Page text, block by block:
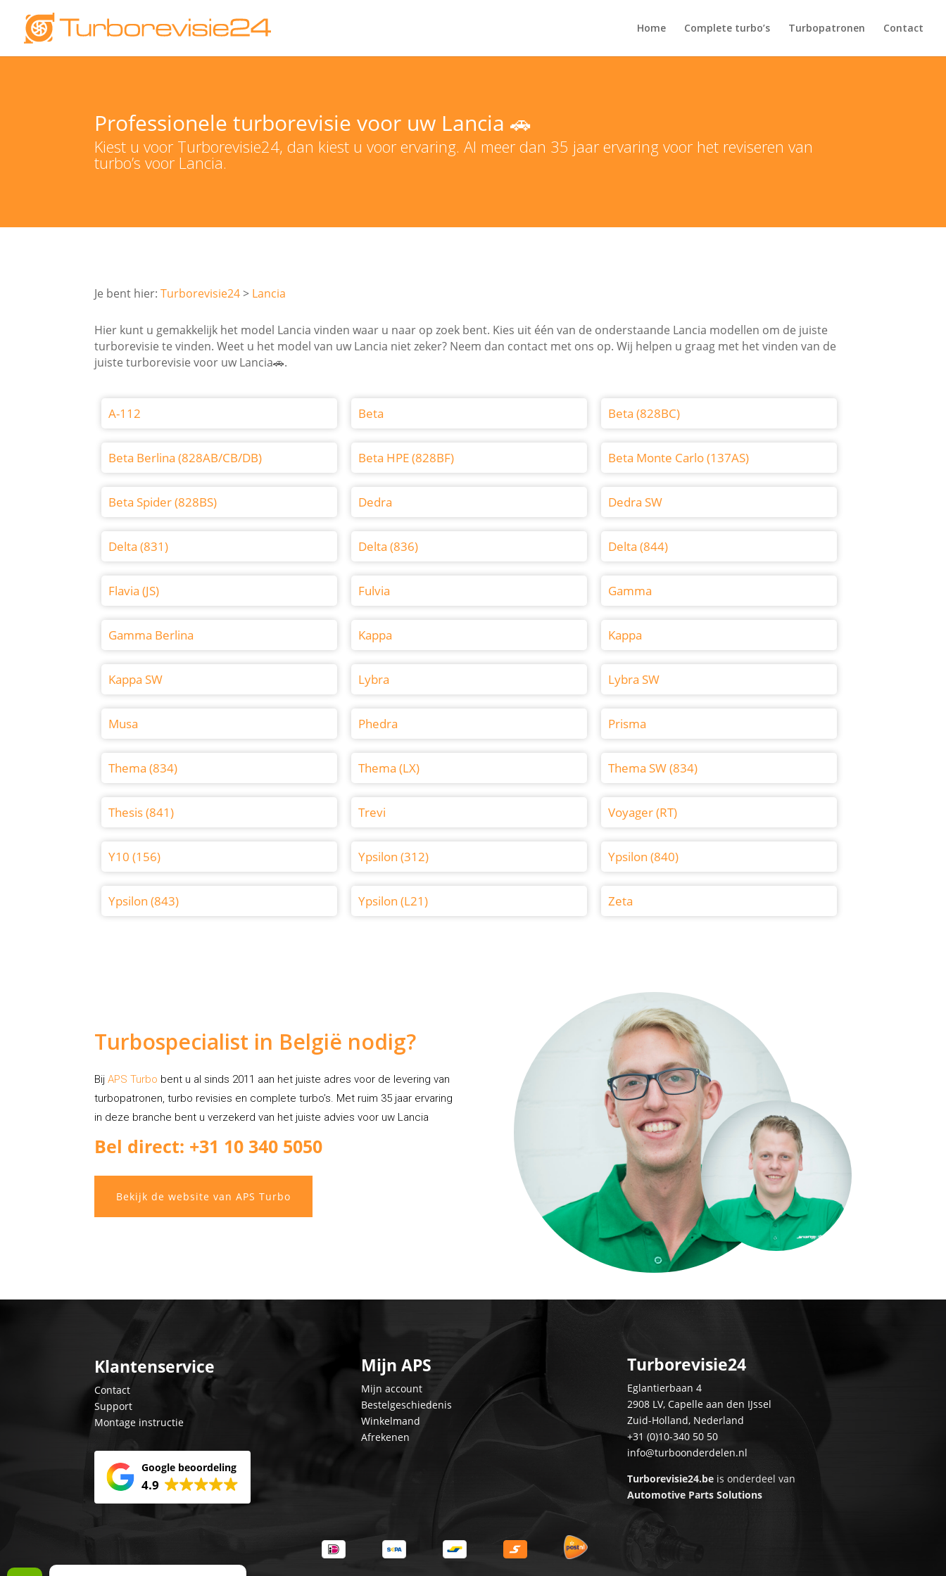
Home Complete turbo’s Turbopatronen Contact
Professionele turborevisie voor uw Lancia 🚗
Kiest u voor Turborevisie24, dan kiest u voor ervaring. Al meer dan 35 jaar ervaring voor het reviseren van
turbo’s voor Lancia.
Turborevisie24 Lancia
Hier kunt u gemakkelijk het model Lancia vinden waar u naar op zoek bent. Kies uit één van de onderstaande Lancia modellen om de juiste
turborevisie te vinden. Weet u het model van uw Lancia niet zeker? Neem dan contact met ons op. Wij helpen u graag met het vinden van de
juiste turborevisie voor uw Lancia🚗.
A-112 Beta Beta (828BC)
Beta Berlina (828AB/CB/DB) Beta HPE (828BF) Beta Monte Carlo (137AS)
Beta Spider (828BS) Dedra Dedra SW
Delta (831) Delta (836) Delta (844)
Flavia (JS) Fulvia Gamma
Gamma Berlina Kappa Kappa
Kappa SW Lybra Lybra SW
Musa Phedra Prisma
Thema (834) Thema (LX) Thema SW (834)
Thesis (841) Trevi Voyager (RT)
Y10 (156) Ypsilon (312) Ypsilon (840)
Ypsilon (843) Ypsilon (L21) Zeta
Turbospecialist in België nodig?
BijAPS Turbo bent u al sinds 2011 aan het juiste adres voor de levering van
turbopatronen, turbo revisies en complete turbo’s. Met ruim 35 jaar ervaring
in deze branche bent u verzekerd van het juiste advies voor uw Lancia
Bel direct: +31 10 340 5050
Bekijk de website van APS Turbo
Klantenservice
Contact
Support
Montage instructie
Google beoordeling
4.9
Mijn APS
Mijn account
Bestelgeschiedenis
Winkelmand
Afrekenen
Turborevisie24
Eglantierbaan 4
2908 LV, Capelle aan den IJssel
Zuid-Holland, Nederland
+31 (0)10-340 50 50
info@turboonderdelen.nl
Turborevisie24.beis onderdeel van
Automotive Parts Solutions